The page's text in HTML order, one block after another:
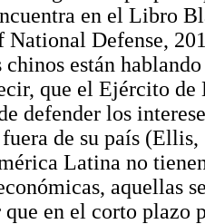
en el Libro
Defense,
chinos están
que el Ejército
defender los
de su país
Latina no
aquellas
que en el corto plazo